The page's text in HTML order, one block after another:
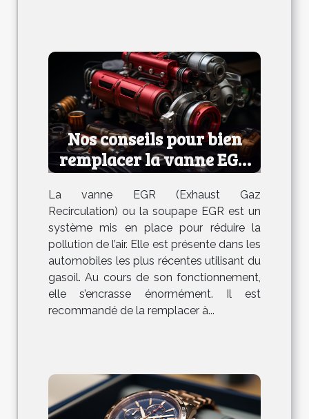
Nos conseils pour bien
remplacer la vanne EGR
de votre voiture
La vanne EGR (Exhaust Gaz
Recirculation) ou la soupape EGR est un
système mis en place pour réduire la
pollution de l’air. Elle est présente dans les
automobiles les plus récentes utilisant du
gasoil. Au cours de son fonctionnement,
elle s’encrasse énormément. Il est
recommandé de la remplacer à...